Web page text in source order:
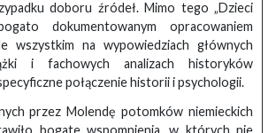
doboru źródeł. Mimo tego „Dzieci
dokumentowanym opracowaniem
wszystkim na wypowiedziach głównych
i fachowych analizach historyków
połączenie historii i psychologii.
przez Molendę potomków niemieckich
bogate wspomnienia, w których nie